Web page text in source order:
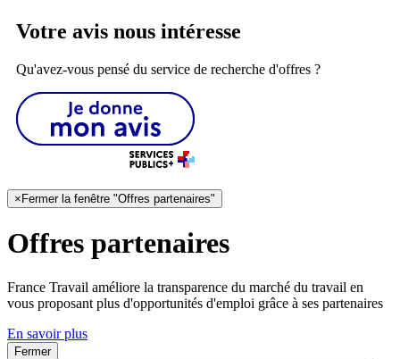
Votre avis nous intéresse
Qu'avez-vous pensé du service de recherche d'offres ?
× Fermer la fenêtre "Offres partenaires"
Offres partenaires
France Travail améliore la transparence du marché du travail en
vous proposant plus d'opportunités d'emploi grâce à ses partenaires
En savoir plus
Fermer